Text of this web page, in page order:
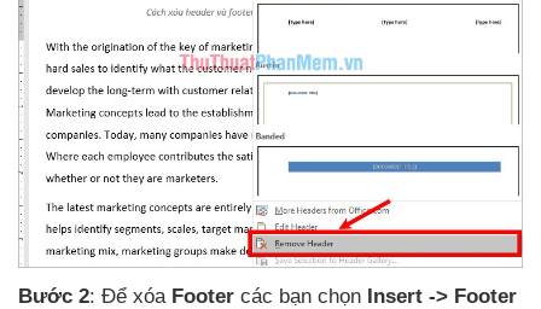
Bước 2: Để xóa Footer các bạn chọn Insert -> Footer